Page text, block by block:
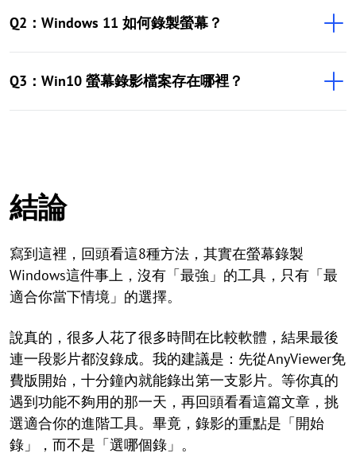
Q2：Windows 11 如何錄製螢幕？
Q3：Win10 螢幕錄影檔案存在哪裡？
結論
寫到這裡，回頭看這8種方法，其實在螢幕錄製
Windows這件事上，沒有「最強」的工具，只有「最
適合你當下情境」的選擇。
說真的，很多人花了很多時間在比較軟體，結果最後
連一段影片都沒錄成。我的建議是：先從AnyViewer免
費版開始，十分鐘內就能錄出第一支影片。等你真的
遇到功能不夠用的那一天，再回頭看看這篇文章，挑
選適合你的進階工具。畢竟，錄影的重點是「開始
錄」，而不是「選哪個錄」。